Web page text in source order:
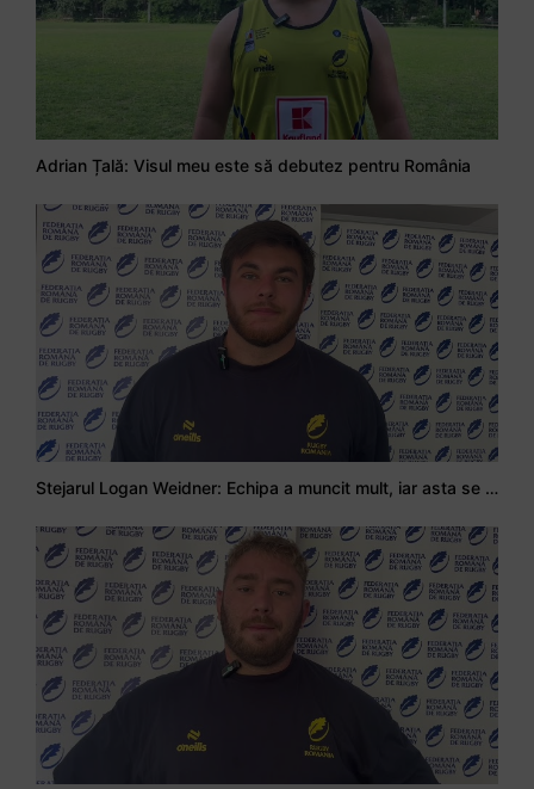
Adrian Țală: Visul meu este să debutez pentru România
Stejarul Logan Weidner: Echipa a muncit mult, iar asta se va vedea în meciurile de la Nations Cup